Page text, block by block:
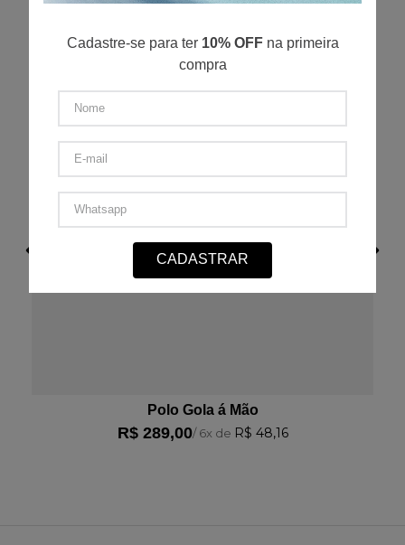
Adicionar avaliação
Avalie o produto de 1 a 5 estrelas
★★★★★
Seu nome
Escreva uma avaliação
Polo Gola á Mão
R$ 289,00/6x de R$ 48,16
Cadastre-se para ter 10% OFFna primeira
compra
CADASTRAR